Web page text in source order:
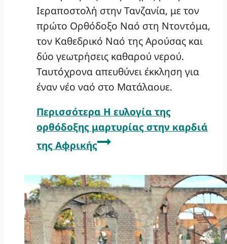
Ιεραποστολή στην Τανζανία, με τον
πρώτο Ορθόδοξο Ναό στη Ντοντόμα,
τον Καθεδρικό Ναό της Αρούσας και
δύο γεωτρήσεις καθαρού νερού.
Ταυτόχρονα απευθύνει έκκληση για
έναν νέο ναό στο Ματάλαουε.
Περισσότερα Η ευλογία της
ορθόδοξης μαρτυρίας στην καρδιά
της Αφρικής